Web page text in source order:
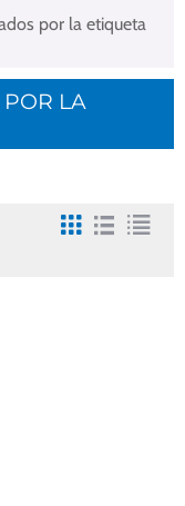
por la etiqueta
LA